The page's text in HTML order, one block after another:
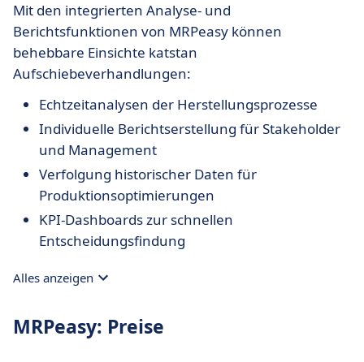
Mit den integrierten Analyse- und
Berichtsfunktionen von MRPeasy können
behebbare Einsichte katstan
Aufschiebeverhandlungen:
Echtzeitanalysen der Herstellungsprozesse
Individuelle Berichtserstellung für Stakeholder
und Management
Verfolgung historischer Daten für
Produktionsoptimierungen
KPI-Dashboards zur schnellen
Entscheidungsfindung
Alles anzeigen
MRPeasy: Preise